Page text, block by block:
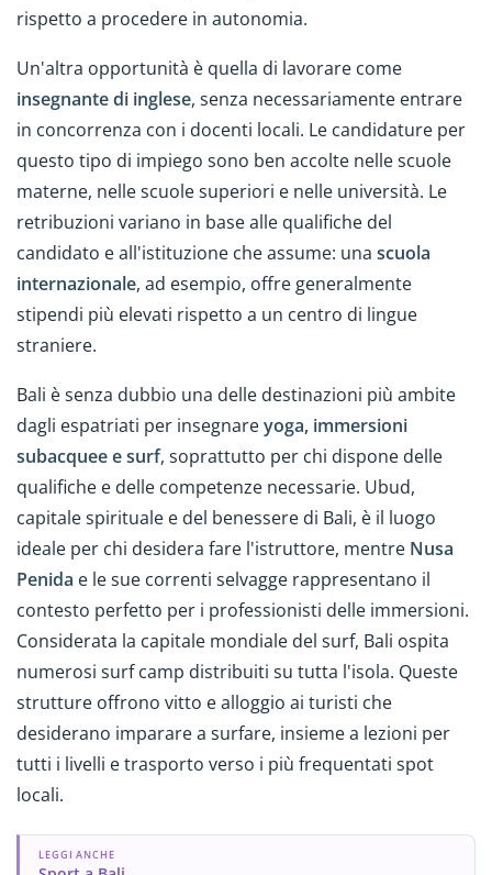
rispetto a procedere in autonomia.
Un'altra opportunità è quella di lavorare come
insegnante di inglese, senza necessariamente entrare
in concorrenza con i docenti locali. Le candidature per
questo tipo di impiego sono ben accolte nelle scuole
materne, nelle scuole superiori e nelle università. Le
retribuzioni variano in base alle qualifiche del
candidato e all'istituzione che assume: una scuola
internazionale, ad esempio, offre generalmente
stipendi più elevati rispetto a un centro di lingue
straniere.
Bali è senza dubbio una delle destinazioni più ambite
dagli espatriati per insegnareyoga, immersioni
subacquee e surf, soprattutto per chi dispone delle
qualifiche e delle competenze necessarie. Ubud,
capitale spirituale e del benessere di Bali, è il luogo
ideale per chi desidera fare l'istruttore, mentre Nusa
Penida e le sue correnti selvagge rappresentano il
contesto perfetto per i professionisti delle immersioni.
Considerata la capitale mondiale del surf, Bali ospita
numerosi surf camp distribuiti su tutta l'isola. Queste
strutture offrono vitto e alloggio ai turisti che
desiderano imparare a surfare, insieme a lezioni per
tutti i livelli e trasporto verso i più frequentati spot
locali.
LEGGI ANCHE